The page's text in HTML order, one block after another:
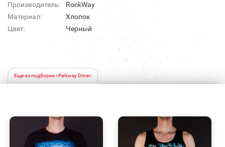
Производитель:
RockWay
Материал:
Хлопок
Цвет:
Черный
Еще из подборки «Parkway Drive»